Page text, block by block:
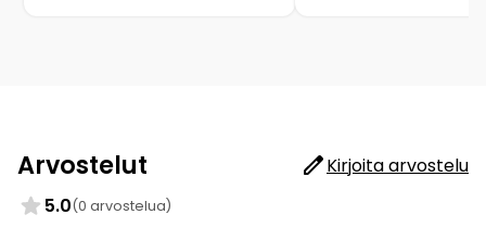
Arvostelut
Kirjoita arvostelu
5.0(0 arvostelua)